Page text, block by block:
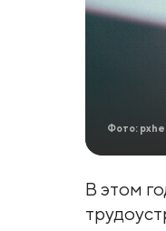
Фото:
В этом